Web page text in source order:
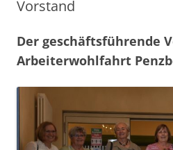
Vorstand
Der geschäftsführende
Arbeiterwohlfahrt